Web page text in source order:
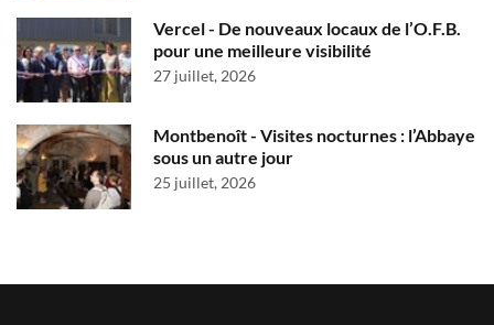
Vercel - De nouveaux locaux de l’O.F.B.
pour une meilleure visibilité
27 juillet, 2026
Montbenoît - Visites nocturnes : l’Abbaye
sous un autre jour
25 juillet, 2026